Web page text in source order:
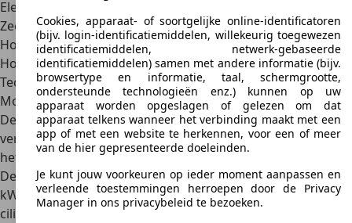
Elegante sedan uit de hogere middenklasse
Zeer zuinig verbruik, vooral in de stad
Hoge mate van comfort
Hoge restwaarde
Technische gegevens
Motorisatie
De Toyota Camry van de achtste generatie is alleen nog
verkrijgbaar als hybride. Voor zijn comeback in 2019 was
het model echter steeds verkrijgbaar met een dieselmotor.
De huidige Camry heeft een vermogen van in totaal160
kW (218 pk).De viercilinder benzinemotor met een
cilinderinhoud van 2,5-liter heeft een vermogen van 131
Cookies, apparaat- of soortgelijke online-identificatoren
(bijv. login-identificatiemiddelen, willekeurig toegewezen
identificatiemiddelen, netwerk-gebaseerde
identificatiemiddelen) samen met andere informatie (bijv.
browsertype en informatie, taal, schermgrootte,
ondersteunde technologieën enz.) kunnen op uw
apparaat worden opgeslagen of gelezen om dat
apparaat telkens wanneer het verbinding maakt met een
app of met een website te herkennen, voor een of meer
van de hier gepresenteerde doeleinden.
Je kunt jouw voorkeuren op ieder moment aanpassen en
verleende toestemmingen herroepen door de Privacy
Manager in ons privacybeleid te bezoeken.